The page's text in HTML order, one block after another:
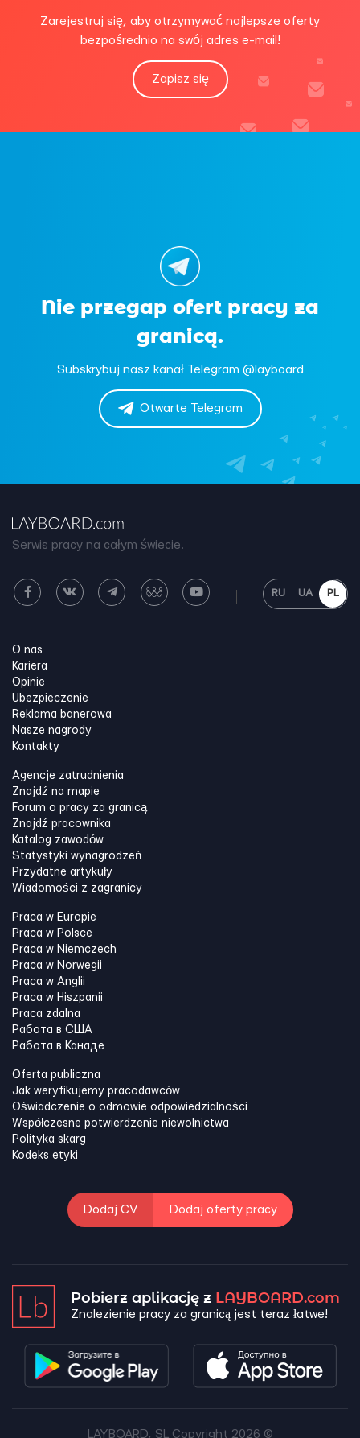
Zarejestruj się, aby otrzymywać najlepsze oferty
bezpośrednio na swój adres e-mail!
Zapisz się
Nie przegap ofert pracy za
granicą.
Subskrybuj nasz kanał Telegram @layboard
Otwarte Telegram
Serwis pracy na całym świecie.
RU UA PL
O nas
Kariera
Opinie
Ubezpieczenie
Reklama banerowa
Nasze nagrody
Kontakty
Agencje zatrudnienia
Znajdź na mapie
Forum o pracy za granicą
Znajdź pracownika
Katalog zawodów
Statystyki wynagrodzeń
Przydatne artykuły
Wiadomości z zagranicy
Praca w Europie
Praca w Polsce
Praca w Niemczech
Praca w Norwegii
Praca w Anglii
Praca w Hiszpanii
Praca zdalna
Работа в США
Работа в Канадe
Oferta publiczna
Jak weryfikujemy pracodawców
Oświadczenie o odmowie odpowiedzialności
Współczesne potwierdzenie niewolnictwa
Polityka skarg
Kodeks etyki
Dodaj CV Dodaj oferty pracy
Pobierz aplikację z LAYBOARD.com
Znalezienie pracy za granicą jest teraz łatwe!
LAYBOARD, SL Copyright 2026 ©